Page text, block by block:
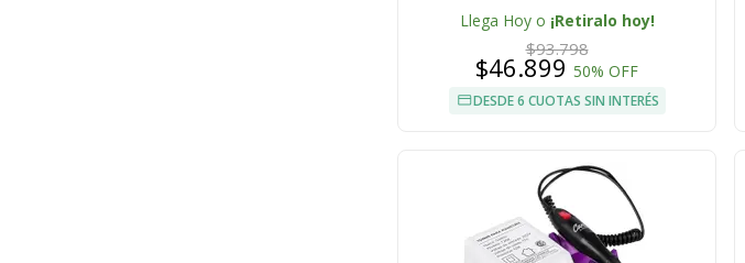
Llega Hoy o ¡Retiralo hoy!
$93.798
$46.899 50% OFF
DESDE 6 CUOTAS SIN INTERÉS